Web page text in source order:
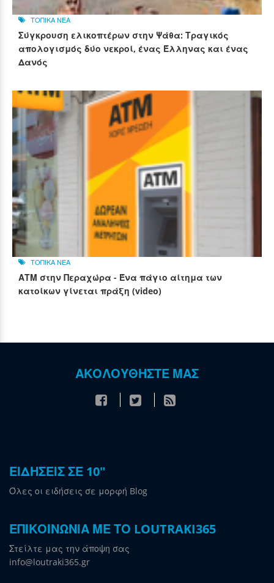
ΤΟΠΙΚΑ ΝΕΑ
Σύγκρουση ελικοπτέρων στην Ψάθα: Τραγικός
απολογισμός δύο νεκροί, ένας Έλληνας και ένας
Δανός
ΤΟΠΙΚΑ ΝΕΑ
ΑΤΜ στην Περαχώρα - Ένα πάγιο αίτημα των
κατοίκων γίνεται πράξη (video)
ΑΚΟΛΟΥΘΗΣΤΕ ΜΑΣ
ΕΙΔΗΣΕΙΣ ΣΕ 10"
Όλες οι ειδήσεις σε μορφή Blog
ΕΠΙΚΟΙΝΩΝΙΑ ΜΕ ΤΟ LOUTRAKI365
Στείλτε μας την άποψη σας
info@loutraki365.gr